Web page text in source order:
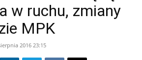
w ruchu, zmiany
MPK
2016 23:15